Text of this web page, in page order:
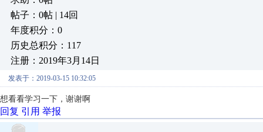
帖子：0帖 | 14回
年度积分：0
历史总积分：117
注册：2019年3月14日
发表于：2019-03-15 10:32:05
想看看学习一下，谢谢啊
回复 引用 举报